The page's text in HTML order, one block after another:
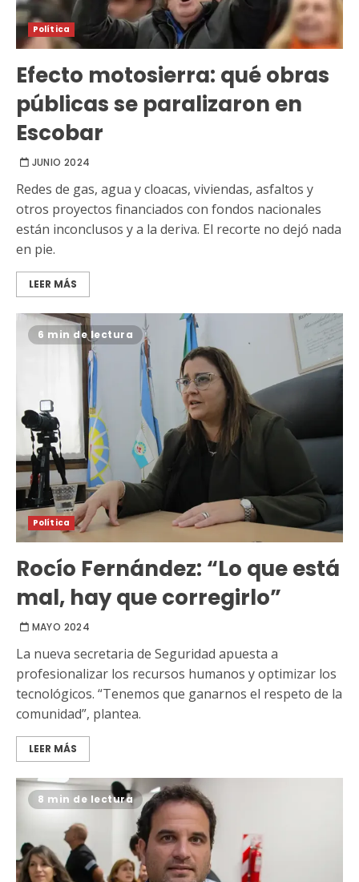
Política
Efecto motosierra: qué obras
públicas se paralizaron en
Escobar
JUNIO 2024
Redes de gas, agua y cloacas, viviendas, asfaltos y
otros proyectos financiados con fondos nacionales
están inconclusos y a la deriva. El recorte no dejó nada
en pie.
LEER MÁS
6 min de lectura
Política
Rocío Fernández: “Lo que está
mal, hay que corregirlo”
MAYO 2024
La nueva secretaria de Seguridad apuesta a
profesionalizar los recursos humanos y optimizar los
tecnológicos. “Tenemos que ganarnos el respeto de la
comunidad”, plantea.
LEER MÁS
8 min de lectura